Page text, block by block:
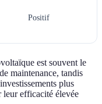
Positif
est souvent le
maintenance, tandis
plus
leur efficacité élevée